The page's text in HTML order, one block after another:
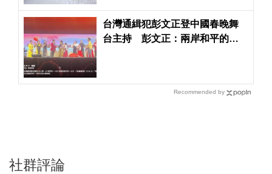
台灣通緝犯彭文正登中國春晚舞
台主持 彭文正：兩岸和平的一
Recommended by
社群評論